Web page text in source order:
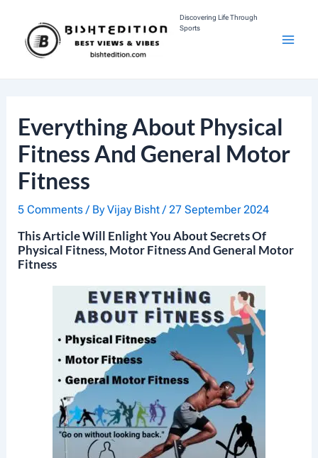
Content
Discovering Life Through
Sports
I
N
Everything About Physical
Fitness And General Motor
Fitness
5 Comments / ByVijay Bisht/27 September 2024
This Article Will Enlight You About Secrets Of
Physical Fitness, Motor Fitness And General Motor
Fitness